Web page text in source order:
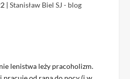
| Stanisław Biel SJ - blog
lenistwa leży pracoholizm.